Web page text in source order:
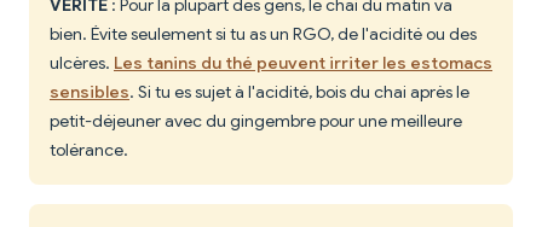
VÉRITÉ : Pour la plupart des gens, le chai du matin va
bien. Évite seulement si tu as un RGO, de l'acidité ou des
ulcères. Les tanins du thé peuvent irriter les estomacs
sensibles. Si tu es sujet à l'acidité, bois du chai après le
petit-déjeuner avec du gingembre pour une meilleure
tolérance.